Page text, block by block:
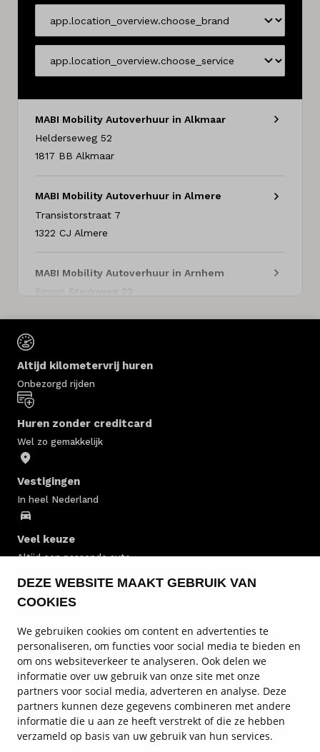
DEZE WEBSITE MAAKT GEBRUIK VAN
COOKIES
We gebruiken cookies om content en advertenties te
personaliseren, om functies voor social media te bieden en
om ons websiteverkeer te analyseren. Ook delen we
informatie over uw gebruik van onze site met onze
partners voor social media, adverteren en analyse. Deze
partners kunnen deze gegevens combineren met andere
informatie die u aan ze heeft verstrekt of die ze hebben
verzameld op basis van uw gebruik van hun services.
MABI Mobility Autoverhuur in Alkmaar
Helderseweg 52
1817 BB Alkmaar
MABI Mobility Autoverhuur in Almere
Transistorstraat 7
1322 CJ Almere
MABI Mobility Autoverhuur in Arnhem
Simon Stevinweg 22
Ruimtevaart 30
3824 MX Amersfoort
MABI Mobility Autoverhuur in Amsterdam
West
1042 AA
MABI Mobility Autoverhuur in Breda
4815 HA Breda
MABI Mobility Autoverhuur in Den Bosch
Zandzuigerstraat
5222 AH Den Bosch
Altijd kilometervrij huren
Onbezorgd rijden
Huren zonder creditcard
Wel zo gemakkelijk
Vestigingen
In heel Nederland
Veel keuze
Altijd een passende auto
Personenauto huren
Personenbus huren
Bestelwagen huren
Informatie over autoverhuur
Autoverhuur vestigingen